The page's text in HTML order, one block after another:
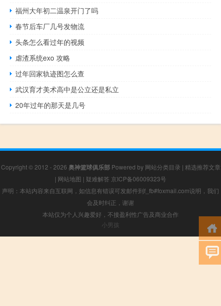
福州大年初二温泉开门了吗
春节后车厂几号发物流
头条怎么看过年的视频
虐渣系统exo 攻略
过年回家轨迹图怎么查
武汉育才美术高中是公立还是私立
20年过年的那天是几号
Copyright © 2012 - 2026 奥神篮球俱乐部Powered by 网站分类目录 | 精选推荐文章
| 网站地图 | 疑难解答 京ICP备06009323号
声明：本站内容来自互联网，如信息有错误可发邮件到f_fb#foxmail.com说明，我们
会及时纠正，谢谢
本站仅为个人兴趣爱好，不接盈利性广告及商业合作
小男孩